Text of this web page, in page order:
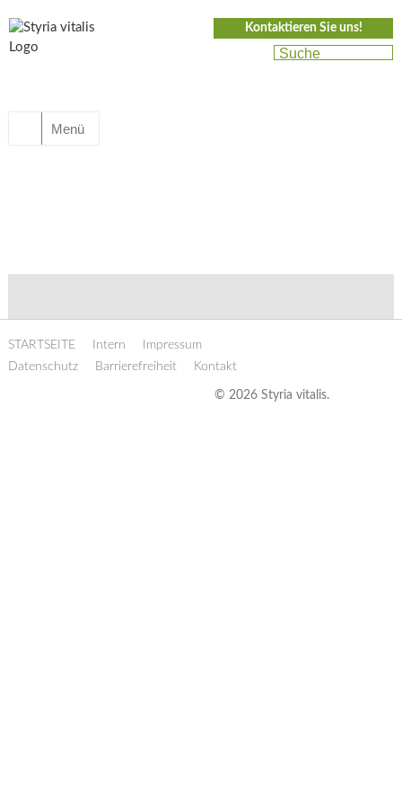
Kontaktieren Sie uns!
Menü
STARTSEITE Intern
Impressum
Datenschutz
Barrierefreiheit Kontakt
© 2026 Styria vitalis.